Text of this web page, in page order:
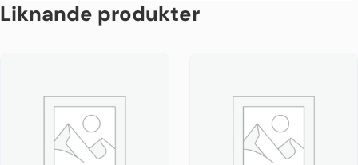
Liknande produkter